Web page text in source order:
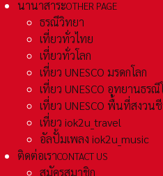
นานาสาระOTHER PAGE
ธรณีวิทยา
เที่ยวทั่วไทย
เที่ยวทั่วโลก
เที่ยว UNESCO มรดกโลก
เที่ยว UNESCO อุทยานธรณี
เที่ยว UNESCO พื้นที่สงวน
เที่ยว iok2u_travel
อัลปั้มเพลง iok2u_music
ติดต่อเราCONTACT US
สมัครสมาชิก